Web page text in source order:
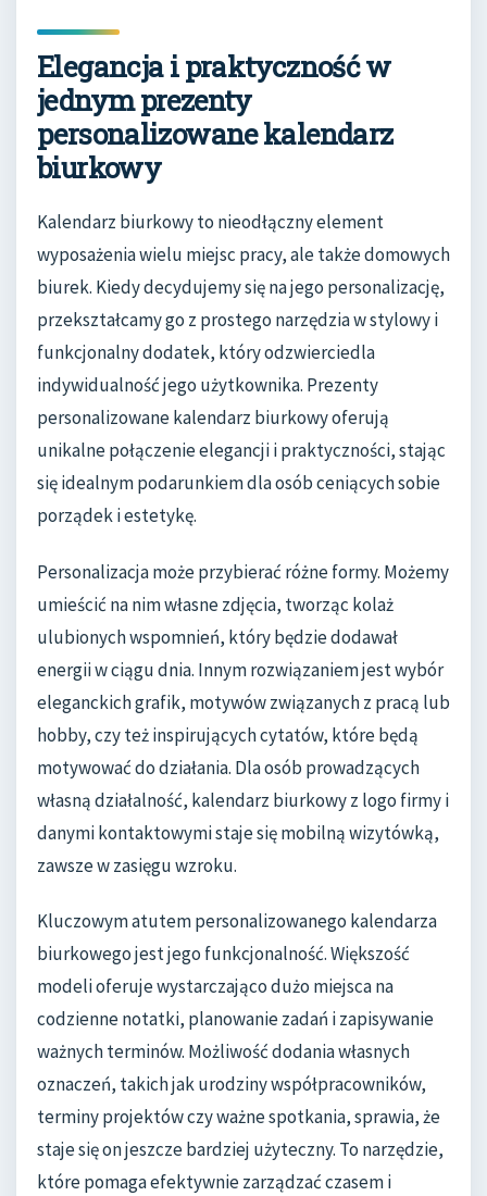
Elegancja i praktyczność w
jednym prezenty
personalizowane kalendarz
biurkowy
Kalendarz biurkowy to nieodłączny element
wyposażenia wielu miejsc pracy, ale także domowych
biurek. Kiedy decydujemy się na jego personalizację,
przekształcamy go z prostego narzędzia w stylowy i
funkcjonalny dodatek, który odzwierciedla
indywidualność jego użytkownika. Prezenty
personalizowane kalendarz biurkowy oferują
unikalne połączenie elegancji i praktyczności, stając
się idealnym podarunkiem dla osób ceniących sobie
porządek i estetykę.
Personalizacja może przybierać różne formy. Możemy
umieścić na nim własne zdjęcia, tworząc kolaż
ulubionych wspomnień, który będzie dodawał
energii w ciągu dnia. Innym rozwiązaniem jest wybór
eleganckich grafik, motywów związanych z pracą lub
hobby, czy też inspirujących cytatów, które będą
motywować do działania. Dla osób prowadzących
własną działalność, kalendarz biurkowy z logo firmy i
danymi kontaktowymi staje się mobilną wizytówką,
zawsze w zasięgu wzroku.
Kluczowym atutem personalizowanego kalendarza
biurkowego jest jego funkcjonalność. Większość
modeli oferuje wystarczająco dużo miejsca na
codzienne notatki, planowanie zadań i zapisywanie
ważnych terminów. Możliwość dodania własnych
oznaczeń, takich jak urodziny współpracowników,
terminy projektów czy ważne spotkania, sprawia, że
staje się on jeszcze bardziej użyteczny. To narzędzie,
które pomaga efektywnie zarządzać czasem i